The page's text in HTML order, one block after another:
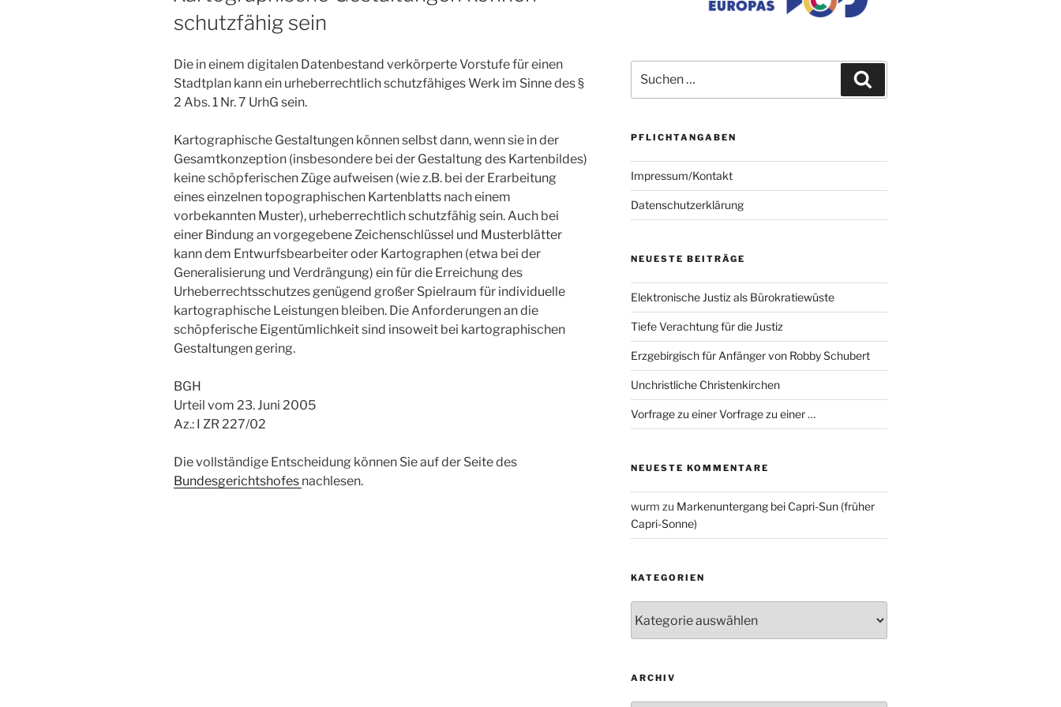
schutzfähig sein
Die in einem digitalen Datenbestand verkörperte Vorstufe für einen
Stadtplan kann ein urheberrechtlich schutzfähiges Werk im Sinne des §
2 Abs. 1 Nr. 7 UrhG sein.
Kartographische Gestaltungen können selbst dann, wenn sie in der
Gesamtkonzeption (insbesondere bei der Gestaltung des Kartenbildes)
keine schöpferischen Züge aufweisen (wie z.B. bei der Erarbeitung
eines einzelnen topographischen Kartenblatts nach einem
vorbekannten Muster), urheberrechtlich schutzfähig sein. Auch bei
einer Bindung an vorgegebene Zeichenschlüssel und Musterblätter
kann dem Entwurfsbearbeiter oder Kartographen (etwa bei der
Generalisierung und Verdrängung) ein für die Erreichung des
Urheberrechtsschutzes genügend großer Spielraum für individuelle
kartographische Leistungen bleiben. Die Anforderungen an die
schöpferische Eigentümlichkeit sind insoweit bei kartographischen
Gestaltungen gering.
BGH
Urteil vom 23. Juni 2005
Az.: I ZR 227/02
Die vollständige Entscheidung können Sie auf der Seite des
Bundesgerichtshofes nachlesen.
nach:
PFLICHTANGABEN
Impressum/Kontakt
Datenschutzerklärung
NEUESTE BEITRÄGE
Elektronische Justiz als Bürokratiewüste
Tiefe Verachtung für die Justiz
Erzgebirgisch für Anfänger von Robby Schubert
Unchristliche Christenkirchen
Vorfrage zu einer Vorfrage zu einer …
NEUESTE KOMMENTARE
wurm zu Markenuntergang bei Capri-Sun (früher
Capri-Sonne)
KATEGORIEN
ARCHIV